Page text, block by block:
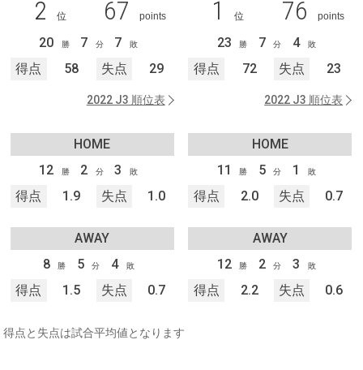
2 位 67 points
20 勝 7 分 7 敗
得点 58 失点 29
2022 J3 順位表
HOME
12
勝 2 分 3 敗
得点 1.9 失点 1.0
AWAY
8
勝 5 分 4 敗
得点 1.5 失点 0.7
1 位 76 points
23 勝 7 分 4 敗
得点 72 失点 23
2022 J3 順位表
HOME
11
勝 5 分 1 敗
得点 2.0 失点 0.7
AWAY
12
勝 2 分 3 敗
得点 2.2 失点 0.6
得点と失点は試合平均値となります